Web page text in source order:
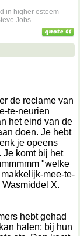
in higher esteem
Jobs
de reclame van
te-neurien
het eind van de
doen. Je hebt
je opeens
Je komt bij het
"welke
mee-te-
X.
hebt gehad
halen; bij hun